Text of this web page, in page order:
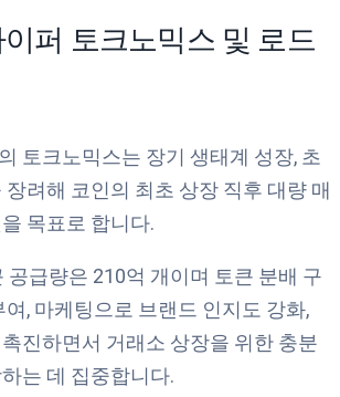
퍼 토크노믹스 및 로드
토크노믹스는 장기 생태계 성장, 초
려해 코인의 최초 상장 직후 대량 매
목표로 합니다.
공급량은 210억 개이며 토큰 분배 구
여, 마케팅으로 브랜드 인지도 강화,
진하면서 거래소 상장을 위한 충분
는 데 집중합니다.